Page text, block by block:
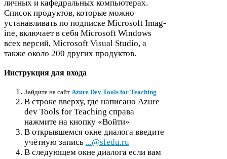
личных и кафедральных компьютерах.
Список продуктов, которые можно
устанавливать по подписке Microsoft Imag­
ine, включает в себя Microsoft Win­dows
всех версий, Microsoft Visual Stu­dio, а
также около 200 других продуктов.
Инструкция для входа
Зайдите на сайт Azure Dev Tools for Teaching
В строке вверху, где написано Azure
dev Tools for Teach­ing справа
нажмите на кнопку «Войти»
В открывшемся окне диалога введите
учётную запись ...@sfedu.ru
В следующем окне диалога если вам